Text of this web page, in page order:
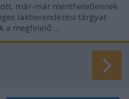
már-már menthetetlennek
lakberendezési tárgyat
a megfelelő ...